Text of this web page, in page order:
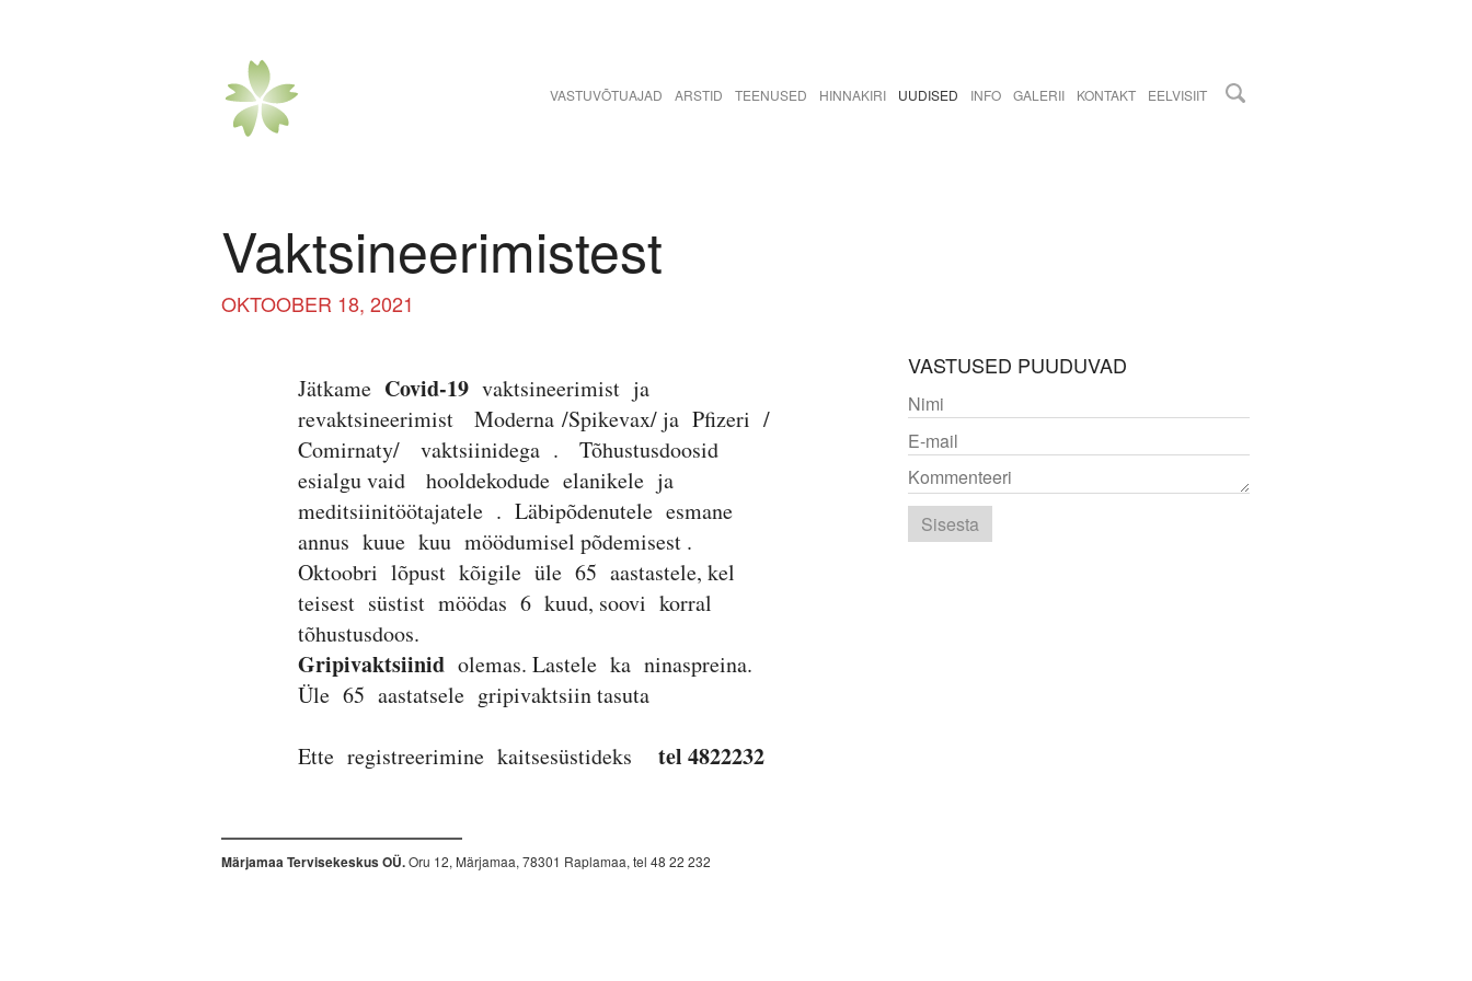
VASTUVÕTUAJAD ARSTID TEENUSED HINNAKIRI UUDISED INFO GALERII KONTAKT EELVISIIT
Vaktsineerimistest
OKTOOBER 18, 2021
Jätkame Covid-19 vaktsineerimist ja
revaktsineerimist Moderna /Spikevax/ ja Pfizeri /
Comirnaty/ vaktsiinidega . Tõhustusdoosid
esialgu vaid hooldekodude elanikele ja
meditsiinitöötajatele . Läbipõdenutele esmane
annus kuue kuu möödumisel põdemisest .
Oktoobri lõpust kõigile üle 65 aastastele, kel
teisest süstist möödas 6 kuud, soovi korral
tõhustusdoos.
Gripivaktsiinid olemas. Lastele ka ninaspreina.
Üle 65 aastatsele gripivaktsiin tasuta
Ette registreerimine kaitsesüstideks tel 4822232
VASTUSED PUUDUVAD
Märjamaa Tervisekeskus OÜ.Oru 12, Märjamaa, 78301 Raplamaa, tel 48 22 232